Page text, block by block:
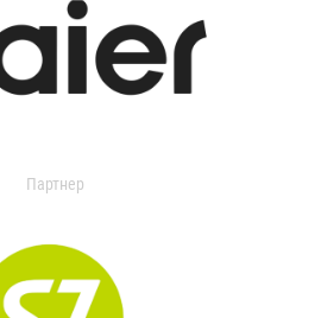
Партнер